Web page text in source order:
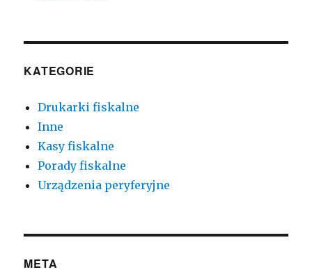
KATEGORIE
Drukarki fiskalne
Inne
Kasy fiskalne
Porady fiskalne
Urządzenia peryferyjne
META